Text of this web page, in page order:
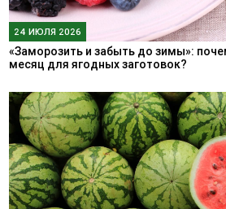
24 ИЮЛЯ 2026
«Заморозить и забыть до зимы»:
месяц для ягодных заготовок?